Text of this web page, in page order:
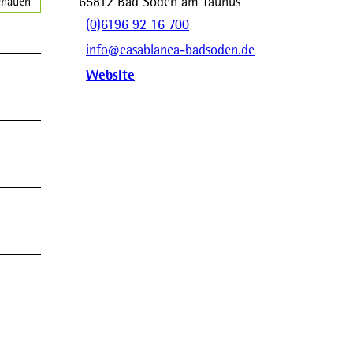
(0)6196 92 16 700
info@casablanca-badsoden.de
Website